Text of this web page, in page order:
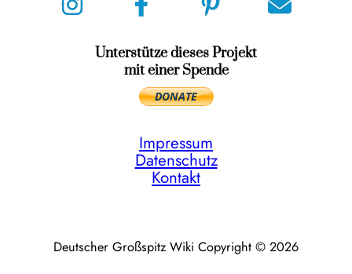
Unterstütze dieses Projekt
mit einer Spende
Impressum
Datenschutz
Kontakt
Deutscher Großspitz Wiki Copyright © 2026